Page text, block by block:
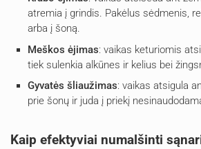
atremia į grindis. Pakėlus sėdmenis,
arba į šoną.
Meškos ėjimas: vaikas keturiomis
tiek sulenkia alkūnes ir kelius bei
Gyvatės šliaužimas: vaikas atsigula
prie šonų ir juda į priekį
Kaip efektyviai numalšinti